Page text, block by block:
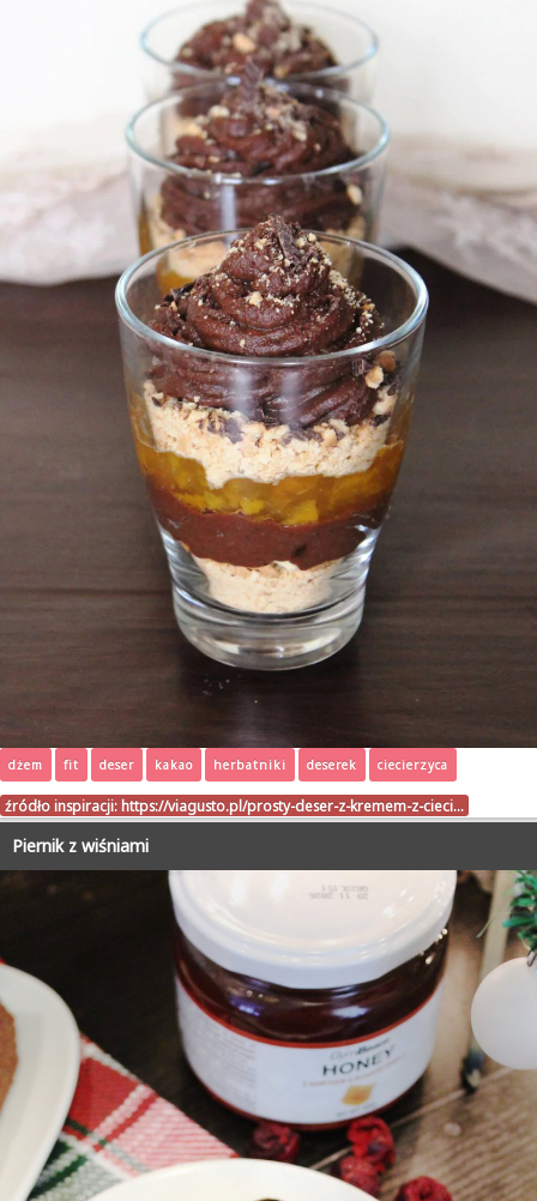
dżem fit deser kakao herbatniki deserek ciecierzyca
źródło inspiracji: https://viagusto.pl/prosty-deser-z-kremem-z-cieci…
Piernik z wiśniami